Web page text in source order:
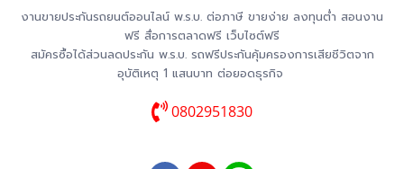
งานขายประกันรถยนต์ออนไลน์ พ.ร.บ. ต่อภาษี ขายง่าย ลงทุนต่ำ สอนงาน
ฟรี สื่อการตลาดฟรี เว็บไซต์ฟรี
สมัครซื้อได้ส่วนลดประกัน พ.ร.บ. รถฟรีประกันคุ้มครองการเสียชีวิตจาก
อุบัติเหตุ 1 แสนบาท ต่อยอดธุรกิจ
0802951830